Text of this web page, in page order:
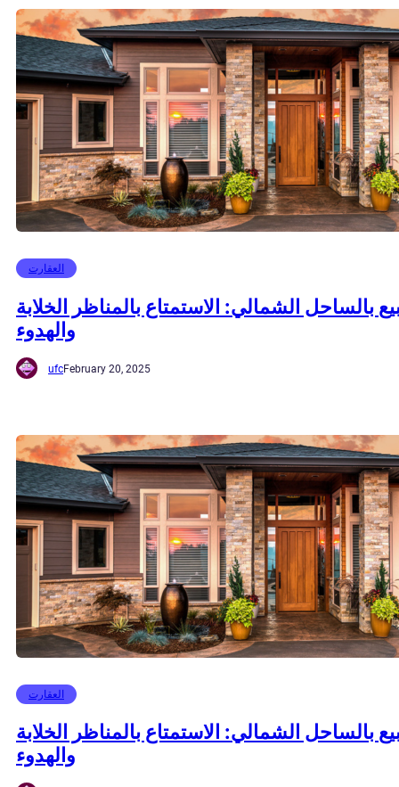
العقارت
بالساحل الشمالي: الاستمتاع بالمناظر الخلابة
والهدوء
ufcFebruary 20, 2025
العقارت
بالساحل الشمالي: الاستمتاع بالمناظر الخلابة
والهدوء